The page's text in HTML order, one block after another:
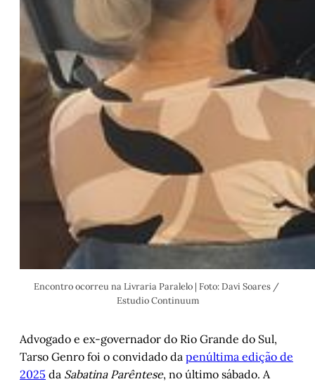
Encontro ocorreu na Livraria Paralelo | Foto: Davi Soares /
Estudio Continuum
Advogado e ex-governador do Rio Grande do Sul,
Tarso Genro foi o convidado da penúltima edição de
2025 da Sabatina Parêntese, no último sábado. A